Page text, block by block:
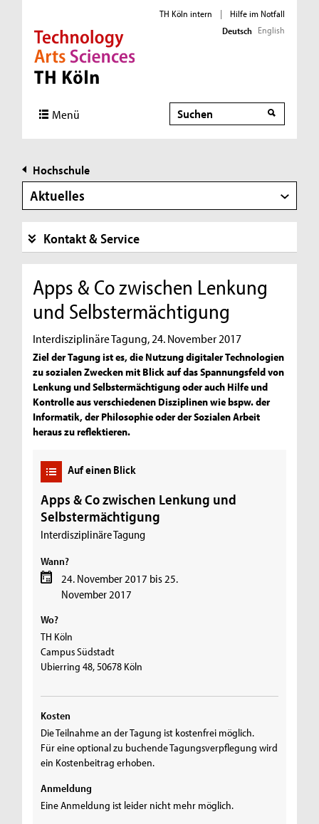
Direkt zur Hauptnavigation
Direkt zur Subnavigation
Direkt zum Inhalt
Direkt zum Fußbereich
TH Köln intern |
Hilfe im Notfall
Deutsch English
Menü Suche
Hochschule
Aktuelles
Kontakt & Service
Apps & Co zwischen Lenkung
und Selbstermächtigung
Interdisziplinäre Tagung, 24. November 2017
Ziel der Tagung ist es, die Nutzung digitaler Technologien
zu sozialen Zwecken mit Blick auf das Spannungsfeld von
Lenkung und Selbstermächtigung oder auch Hilfe und
Kontrolle aus verschiedenen Disziplinen wie bspw. der
Informatik, der Philosophie oder der Sozialen Arbeit
heraus zu reflektieren.
Auf einen Blick
Apps & Co zwischen Lenkung und
Selbstermächtigung
Interdisziplinäre Tagung
Wann?
24. November 2017 bis 25.
November 2017
Wo?
TH Köln
Campus Südstadt
Ubierring 48, 50678 Köln
Kosten
Die Teilnahme an der Tagung ist kostenfrei möglich.
Für eine optional zu buchende Tagungsverpflegung wird
ein Kostenbeitrag erhoben.
Anmeldung
Eine Anmeldung ist leider nicht mehr möglich.